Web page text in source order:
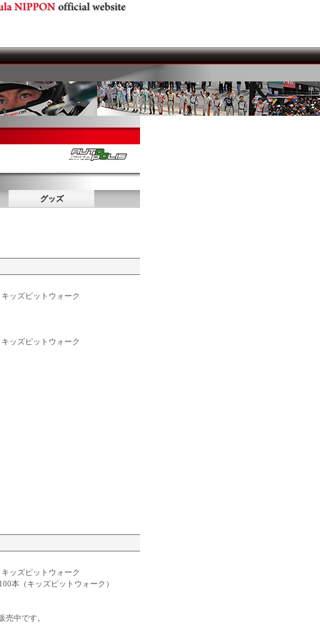
グッズ
ッズピットウォーク
ッズピットウォーク
ッズピットウォーク
本（キッズピットウォーク）
中です。